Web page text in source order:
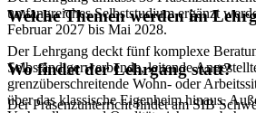
umfangreiches Selbststudium ergänzt
Februar 2027 bis Mai 2028.
Welche Themen werden im
Der Lehrgang deckt fünf komplexe
Selbständigerwerbende, leitende
grenzüberschreitende Wohn- oder
über das klassische Eigenheim hinaus.
Wo findet der Lehrgang statt?
Der Präsenzunterricht findet am SIB